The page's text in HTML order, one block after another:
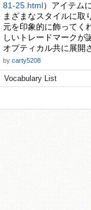
81-25.html）アイテム
まざまなスタイルに取
元を印象的に飾ってく
しいトレードマークが
オプティカル共に展開
by carty5208
Vocabulary List